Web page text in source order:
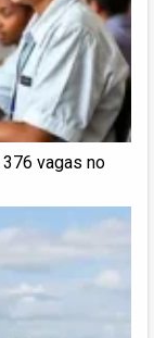
vagas no